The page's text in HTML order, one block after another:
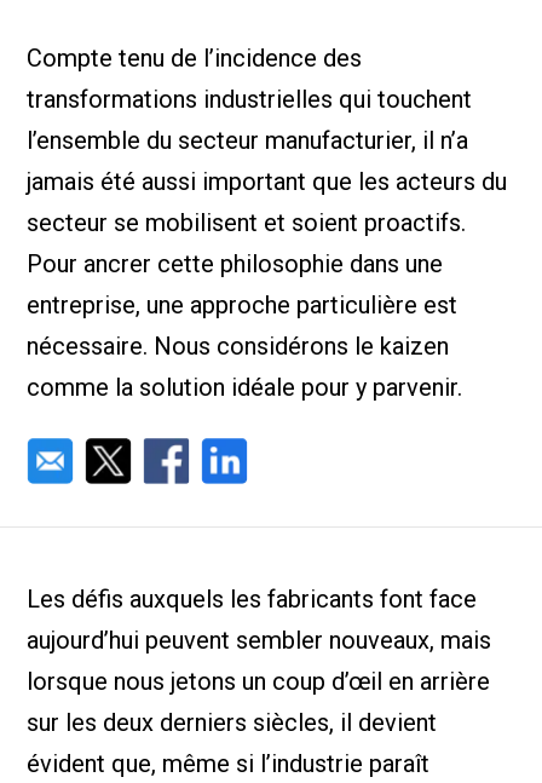
Presse
Compte tenu de l’incidence des
transformations industrielles qui touchent
l’ensemble du secteur manufacturier, il n’a
jamais été aussi important que les acteurs du
secteur se mobilisent et soient proactifs.
Pour ancrer cette philosophie dans une
entreprise, une approche particulière est
nécessaire. Nous considérons le kaizen
comme la solution idéale pour y parvenir.
Les défis auxquels les fabricants font face
aujourd’hui peuvent sembler nouveaux, mais
lorsque nous jetons un coup d’œil en arrière
sur les deux derniers siècles, il devient
évident que, même si l’industrie paraît